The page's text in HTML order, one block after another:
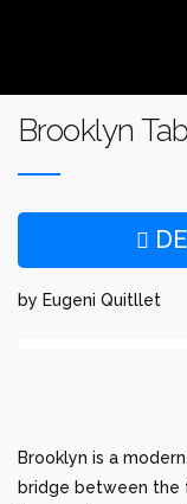
Brooklyn
by Eugeni Quitllet
Brooklyn is a
bridge between the